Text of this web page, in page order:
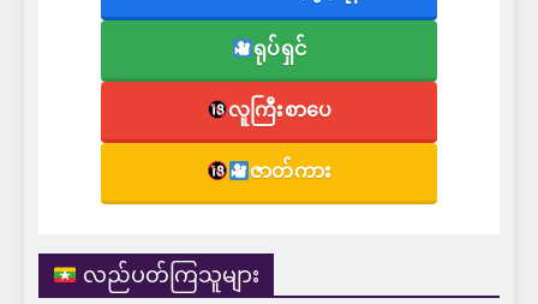
ရုပ်ရှင်
လူကြီးစာပေ
ဇာတ်ကား
လည်ပတ်ကြသူများ